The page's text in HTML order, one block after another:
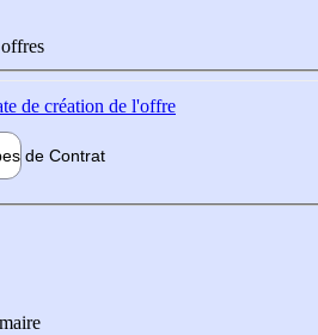
de création de l'offre
de Contrat